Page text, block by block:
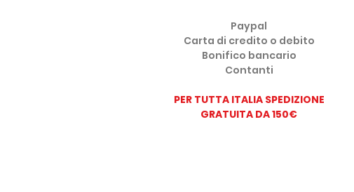
Paypal
Carta di credito o debito
Bonifico bancario
Contanti
PER TUTTA ITALIA SPEDIZIONE
GRATUITA DA 150€